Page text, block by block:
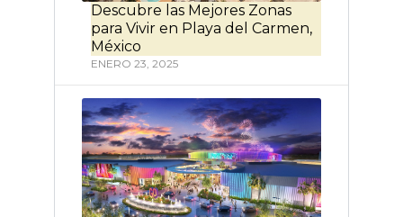
Descubre las Mejores Zonas
para Vivir en Playa del Carmen,
México
ENERO 23, 2025